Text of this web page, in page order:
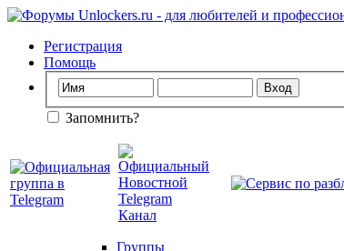
Регистрация
Помощь
Запомнить?
Группы